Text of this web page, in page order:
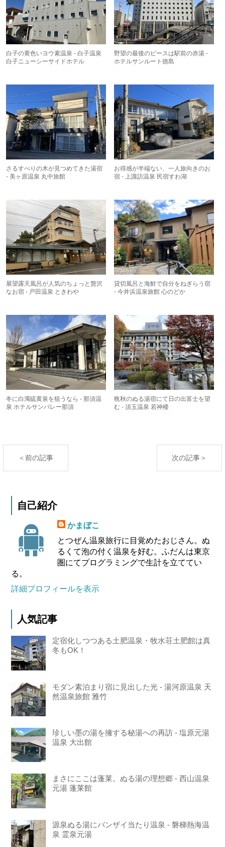
白子の黄色いヨウ素温泉 - 白子温泉
白子ニューシーサイドホテル
野望の最後のピースは駅前の赤湯 -
ホテルサンルート徳島
さるすべりの木が見つめてきた湯宿
- 美ヶ原温泉 丸中旅館
お得感が半端ない、一人旅向きのお
宿 - 上諏訪温泉 民宿すわ湖
展望露天風呂が人気のちょっと贅沢
なお宿 - 戸田温泉 ときわや
貸切風呂と海鮮で自分をねぎらう宿
- 今井浜温泉旅館 心のどか
冬に白濁硫黄泉を狙うなら - 那須温
泉 ホテルサンバレー那須
晩秋のぬる湯宿にて日の出富士を望
む - 須玉温泉 若神楼
＜前の記事 次の記事＞
自己紹介
かまぼこ
とつぜん温泉旅行に目覚めたおじさん。ぬ
るくて泡の付く温泉を好む。ふだんは東京
圏にてプログラミングで生計を立ててい
る。
詳細プロフィールを表示
人気記事
定宿化しつつある土肥温泉・牧水荘土肥館は真
冬もOK！
モダン素泊まり宿に見出した光 - 湯河原温泉 天
然温泉旅館 雅竹
珍しい墨の湯を擁する秘湯への再訪 - 塩原元湯
温泉 大出館
まさにここは蓬莱。ぬる湯の理想郷 - 西山温泉
元湯 蓬莱館
源泉ぬる湯にバンザイ当たり温泉 - 磐梯熱海温
泉 霊泉元湯